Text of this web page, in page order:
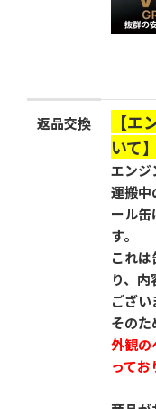
返品交換
【
いて】
エンジ
運搬中
ール缶
す。
これ
り、
ござい
そのた
外観の
ってお